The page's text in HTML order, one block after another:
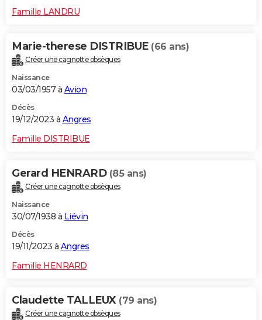
Famille LANDRU
Marie-therese DISTRIBUE (66 ans)
Créer une cagnotte obsèques
Naissance
03/03/1957 à Avion
Décès
19/12/2023 à Angres
Famille DISTRIBUE
Gerard HENRARD (85 ans)
Créer une cagnotte obsèques
Naissance
30/07/1938 à Liévin
Décès
19/11/2023 à Angres
Famille HENRARD
Claudette TALLEUX (79 ans)
Créer une cagnotte obsèques